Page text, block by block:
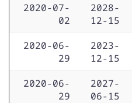
2020-07-
02
2028-
12-15
2020-06-
29
2023-
12-15
2020-06-
29
2027-
06-15